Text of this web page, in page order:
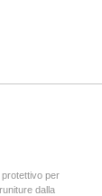
per
dalla